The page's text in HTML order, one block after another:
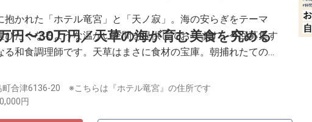
円〜30万円／天草の海が育む美食を究める
抱かれた「ホテル竜宮」と「天ノ寂」。海の安らぎをテーマ
びたくなるような温かい空間を提供しております。今回募集す
和食調理師です。天草はまさに食材の宝庫。朝捕れたての新
、素材そのものの力を引き出すために、私たちは一切妥協し
天ぷらといった伝統的な和食の技法はもちろん、結婚式の華や
町合津6136-20 ※こちらは『ホテル竜宮』の住所です
円